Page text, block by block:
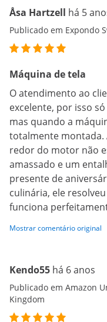
Åsa Hartzell há 5
Publicado em Expondo
Máquina de tela
O atendimento ao
excelente, por isso
mas quando a
totalmente montada.
redor do motor não
amassado e um
presente de
culinária, ele
funciona
Mostrar comentário original
Kendo55 há 6 anos
Publicado em Amazon
Kingdom